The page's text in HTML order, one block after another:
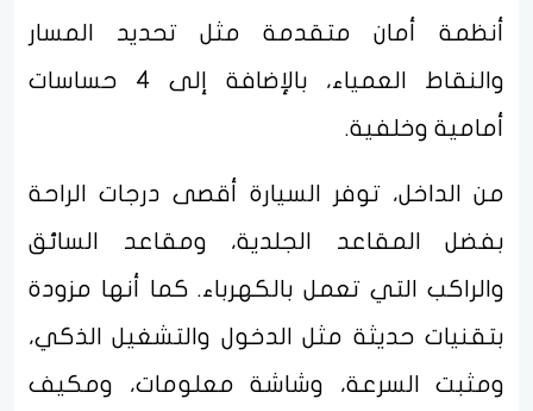
أنظمة أمان متقدمة مثل تحديد المسار
والنقاط العمياء، بالإضافة إلى 4 حساسات
أمامية وخلفية.
من الداخل، توفر السيارة أقصى درجات الراحة
بفضل المقاعد الجلدية، ومقاعد السائق
والراكب التي تعمل بالكهرباء. كما أنها مزودة
بتقنيات حديثة مثل الدخول والتشغيل الذكي،
ومثبت السرعة، وشاشة معلومات، ومكيف